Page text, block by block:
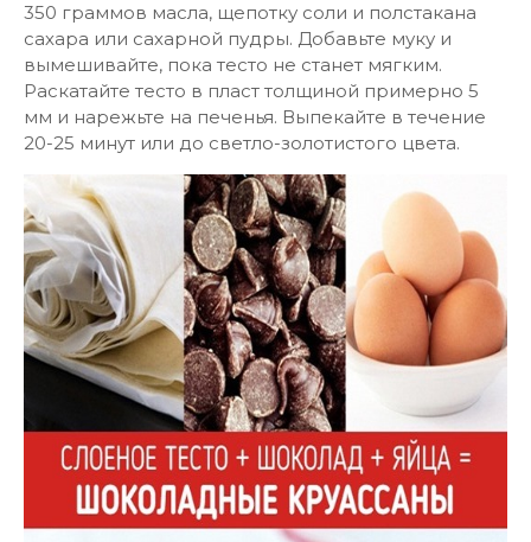
350 граммов масла, щепотку соли и полстакана
сахара или сахарной пудры. Добавьте муку и
вымешивайте, пока тесто не станет мягким.
Раскатайте тесто в пласт толщиной примерно 5
мм и нарежьте на печенья. Выпекайте в течение
20-25 минут или до светло-золотистого цвета.